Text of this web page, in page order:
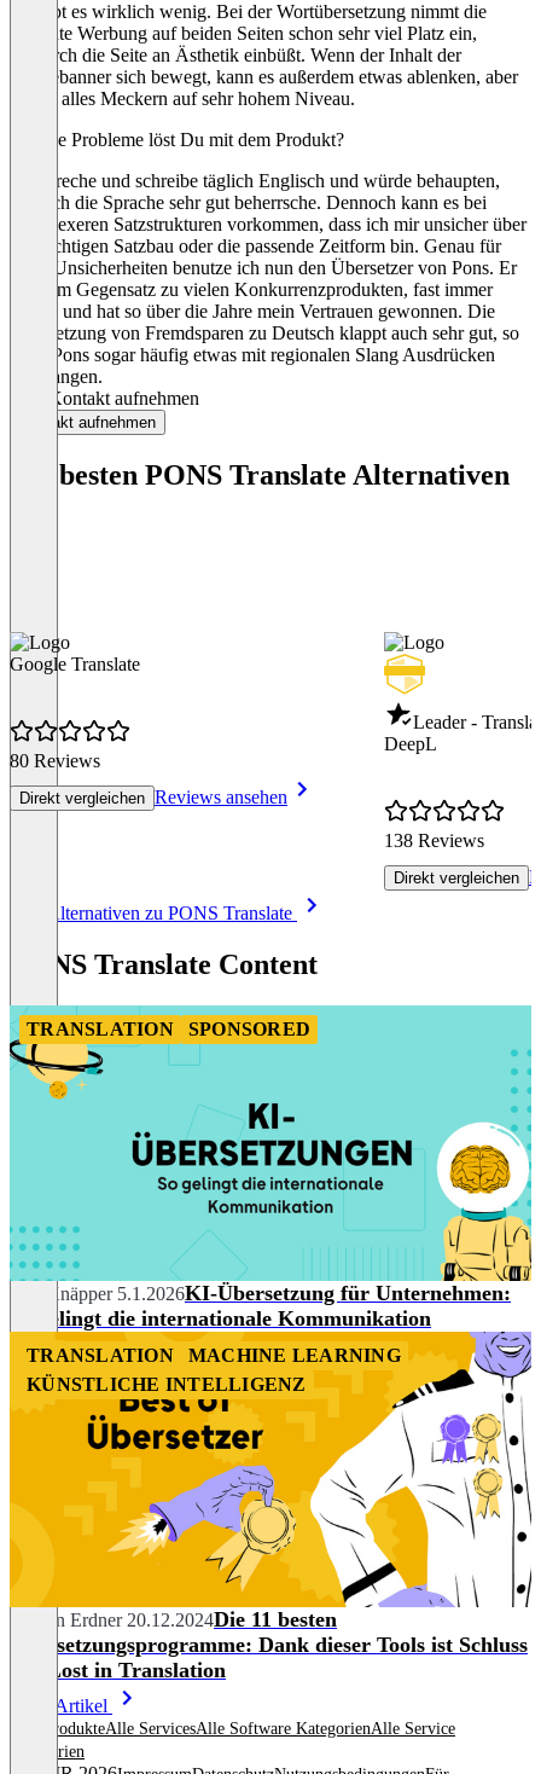
Da gibt es wirklich wenig. Bei der Wortübersetzung nimmt die
Affiliate Werbung auf beiden Seiten schon sehr viel Platz ein,
wodurch die Seite an Ästhetik einbüßt. Wenn der Inhalt der
Werbebanner sich bewegt, kann es außerdem etwas ablenken, aber
das ist alles Meckern auf sehr hohem Niveau.
Welche Probleme löst Du mit dem Produkt?
Ich spreche und schreibe täglich Englisch und würde behaupten,
dass ich die Sprache sehr gut beherrsche. Dennoch kann es bei
komplexeren Satzstrukturen vorkommen, dass ich mir unsicher über
den richtigen Satzbau oder die passende Zeitform bin. Genau für
diese Unsicherheiten benutze ich nun den Übersetzer von Pons. Er
liegt, im Gegensatz zu vielen Konkurrenzprodukten, fast immer
richtig und hat so über die Jahre mein Vertrauen gewonnen. Die
Übersetzung von Fremdsparen zu Deutsch klappt auch sehr gut, so
weiß Pons sogar häufig etwas mit regionalen Slang Ausdrücken
anzufangen.
Jetzt Kontakt aufnehmen
Kontakt aufnehmen
Die besten PONS Translate Alternativen
Google Translate
80 Reviews
Direkt vergleichen Reviews ansehen
Leader -
DeepL
138 Reviews
Direkt vergleichen
Alle Alternativen zu PONS Translate
PONS Translate Content
TRANSLATION SPONSORED
Nils Knäpper 5.1.2026KI-Übersetzung für Unternehmen:
So gelingt die internationale Kommunikation
TRANSLATION
MACHINE LEARNING
KÜNSTLICHE INTELLIGENZ
Marvin Erdner 20.12.2024Die 11 besten
Übersetzungsprogramme: Dank dieser Tools ist Schluss
mit Lost in Translation
Mehr Artikel
Alle ProdukteAlle ServicesAlle Software KategorienAlle Service
Kategorien